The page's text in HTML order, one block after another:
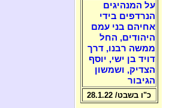
על המנהיגים
הנרדפים בידי
אחיהם בני עמם
היהודים, החל
ממשה רבנו, דרך
דויד בן ישי, יוסף
הצדיק, ושמשון
הגיבור
כ"ו בשבט/ 28.1.22